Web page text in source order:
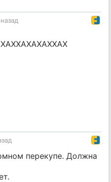
перекупе. Должна